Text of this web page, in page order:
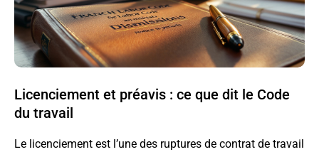
Licenciement et préavis : ce que dit le Code
du travail
Le licenciement est l’une des ruptures de contrat de travail